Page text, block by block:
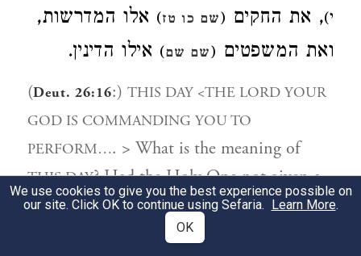
י), את החקים (שם כו טז) אלו המדרשות,
ואת המשפטים (שם שם) אילו הדינין.
(Deut. 26:16:) THIS DAY <THE LORD YOUR
GOD IS COMMANDING YOU TO
PERFORM…. > What is the meaning of
THIS DAY? Had the Holy One not given a
command to Israel until now? And was not
this the fortieth year (since Sinai), as stated
We use cookies to give you the best experience possible on
our site. Click OK to continue using Sefaria. Learn More.
OK